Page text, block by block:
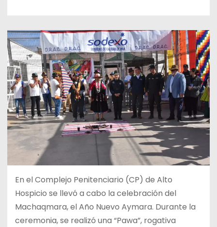
En el Complejo Penitenciario (CP) de Alto
Hospicio se llevó a cabo la celebración del
Machaqmara, el Año Nuevo Aymara. Durante la
ceremonia, se realizó una “Pawa”, rogativa